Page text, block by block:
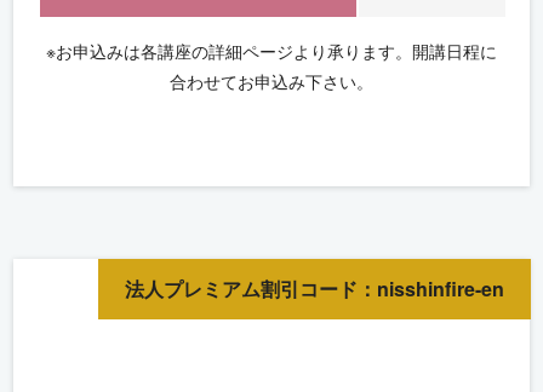
※お申込みは各講座の詳細ページより承ります。開講日程に
合わせてお申込み下さい。
法人プレミアム割引コード：nisshinfire-en